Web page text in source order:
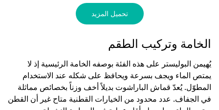
تحميل المزيد
الخامة وتركيب الطقم
يُهيمن البوليستر على هذه الفئة بوصفه الخامة الرئيسية إذ لا
يمتص الماء ويجف بسرعة ويحافظ على شكله عند الاستخدام
المطوّل. يُعدّ قماش الباراشوت بديلاً أخف وزناً بخصائص مماثلة
في الجفاف. عدد محدود من الخيارات القطنية متاح غير أن القطن